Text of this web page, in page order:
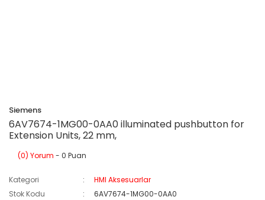
Siemens
6AV7674-1MG00-0AA0 illuminated pushbutton for
Extension Units, 22 mm,
(0) Yorum - 0 Puan
Kategori
HMI Aksesuarlar
Stok Kodu
6AV7674-1MG00-0AA0